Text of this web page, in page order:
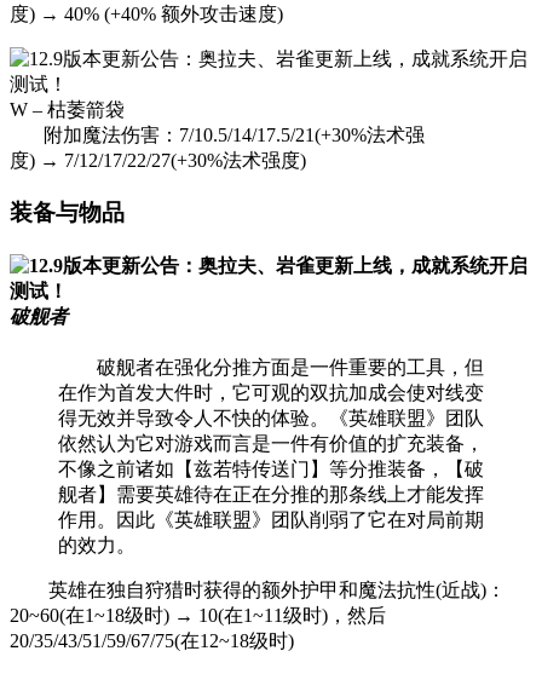
度) → 40% (+40% 额外攻击速度)
W – 枯萎箭袋
附加魔法伤害：7/10.5/14/17.5/21(+30%法术强
度) → 7/12/17/22/27(+30%法术强度)
装备与物品
破舰者
破舰者在强化分推方面是一件重要的工具，但
在作为首发大件时，它可观的双抗加成会使对线变
得无效并导致令人不快的体验。《英雄联盟》团队
依然认为它对游戏而言是一件有价值的扩充装备，
不像之前诸如【兹若特传送门】等分推装备，【破
舰者】需要英雄待在正在分推的那条线上才能发挥
作用。因此《英雄联盟》团队削弱了它在对局前期
的效力。
英雄在独自狩猎时获得的额外护甲和魔法抗性(近战)：
20~60(在1~18级时) → 10(在1~11级时)，然后
20/35/43/51/59/67/75(在12~18级时)